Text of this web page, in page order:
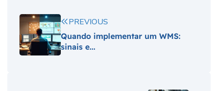
PREVIOUS
Quando implementar um WMS:
sinais e...